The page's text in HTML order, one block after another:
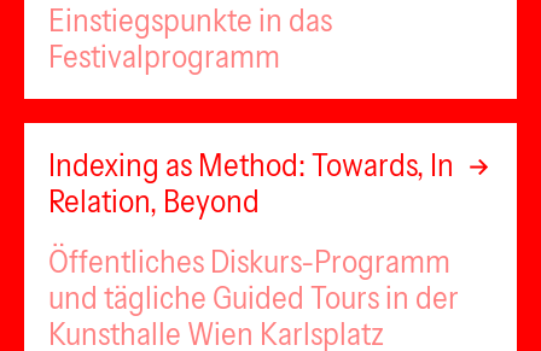
Einstiegspunkte in das
Festivalprogramm
Indexing as Method: Towards, In
Relation, Beyond
Öffentliches Diskurs-Programm
und tägliche Guided Tours in der
Kunsthalle Wien Karlsplatz